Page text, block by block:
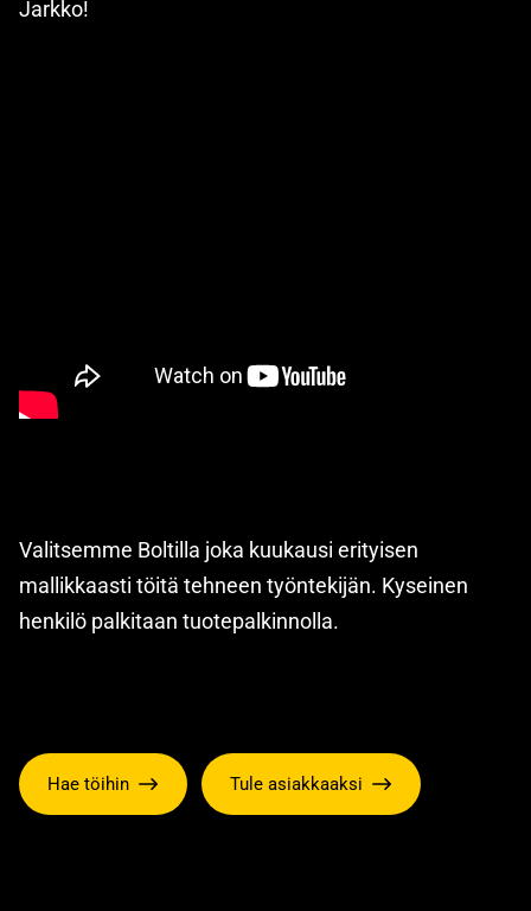
Jarkko!
Valitsemme Boltilla joka kuukausi erityisen
mallikkaasti töitä tehneen työntekijän. Kyseinen
henkilö palkitaan tuotepalkinnolla.
Hae töihin Tule asiakkaaksi